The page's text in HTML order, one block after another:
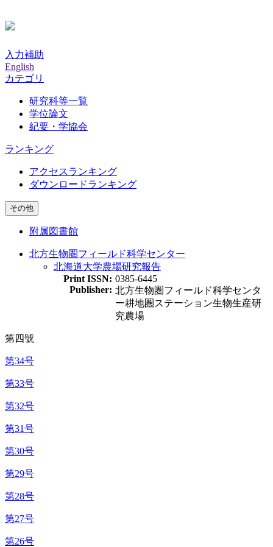
入力補助
English
カテゴリ
研究科等一覧
学位論文
紀要・学協会
ランキング
アクセスランキング
ダウンロードランキング
その他
附属図書館
北方生物圏フィールド科学センター
北海道大学農場研究報告
Print ISSN: 0385-6445
Publisher: 北方生物圏フィールド科学センタ
ー耕地圏ステーション生物生産研
究農場
第四號
第34号
第33号
第32号
第31号
第30号
第29号
第28号
第27号
第26号